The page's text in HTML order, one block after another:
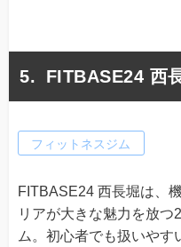
FITBASE24 西
フィットネスジム
FITBASE24 西長堀は、
リアが大きな魅力を放
ム。初心者でも扱いや